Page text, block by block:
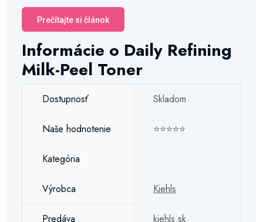
Prečítajte si článok
Informácie o Daily Refining
Milk-Peel Toner
Dostupnosť Skladom
Naše hodnotenie ⭐⭐⭐⭐⭐
Kategória
Výrobca Kiehls
Predáva kiehls.sk